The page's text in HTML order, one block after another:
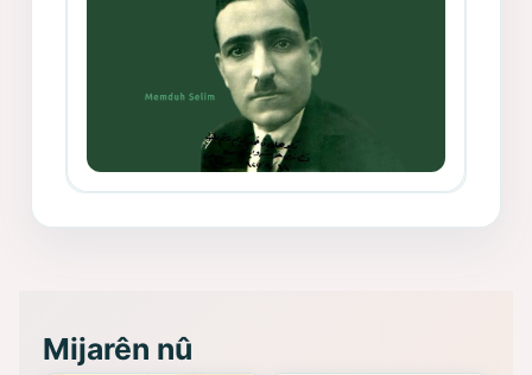
(Hoybun)’un Kuruluş Çalışmaları- 8
Mijarên nû